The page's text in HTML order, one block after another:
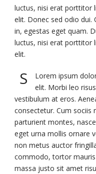
luctus, nisi erat porttitor
elit. Donec sed odio dui.
in, egestas eget quam.
luctus, nisi erat porttitor
elit.
S
Lorem ipsum
elit. Morbi leo
vestibulum at eros.
consectetur. Cum sociis
parturient montes,
eget urna mollis ornare
non metus auctor
commodo, tortor
massa justo sit amet